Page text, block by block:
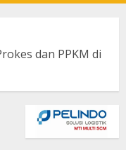
dan PPKM di